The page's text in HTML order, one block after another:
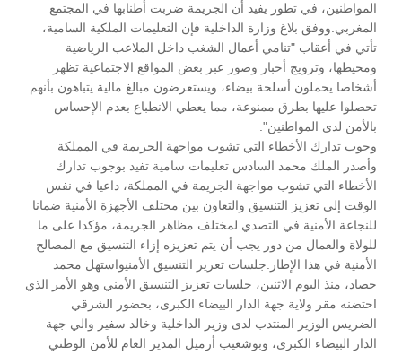
المواطنين، في تطور يفيد أن الجريمة ضربت أطنابها في المجتمع
المغربي.ووفق بلاغ وزارة الداخلية فإن التعليمات الملكية السامية،
تأتي في أعقاب "تنامي أعمال الشغب داخل الملاعب الرياضية
ومحيطها، وترويج أخبار وصور عبر بعض المواقع الاجتماعية تظهر
أشخاصا يحملون أسلحة بيضاء، ويستعرضون مبالغ مالية يتباهون بأنهم
تحصلوا عليها بطرق ممنوعة، مما يعطي الانطباع بعدم الإحساس
بالأمن لدى المواطنين".
وجوب تدارك الأخطاء التي تشوب مواجهة الجريمة في المملكة
وأصدر الملك محمد السادس تعليمات سامية تفيد بوجوب تدارك
الأخطاء التي تشوب مواجهة الجريمة في المملكة، داعيا في نفس
الوقت إلى تعزيز التنسيق والتعاون بين مختلف الأجهزة الأمنية ضمانا
للنجاعة الأمنية في التصدي لمختلف مظاهر الجريمة، مؤكدا على ما
للولاة والعمال من دور يجب أن يتم تعزيزه إزاء التنسيق مع المصالح
الأمنية في هذا الإطار.جلسات تعزيز التنسيق الأمنيواستهل محمد
حصاد، منذ اليوم الاثنين، جلسات تعزيز التنسيق الأمني وهو الأمر الذي
احتضنه مقر ولاية جهة الدار البيضاء الكبرى، بحضور الشرقي
الضريس الوزير المنتدب لدى وزير الداخلية وخالد سفير والي جهة
الدار البيضاء الكبرى، وبوشعيب أرميل المدير العام للأمن الوطني